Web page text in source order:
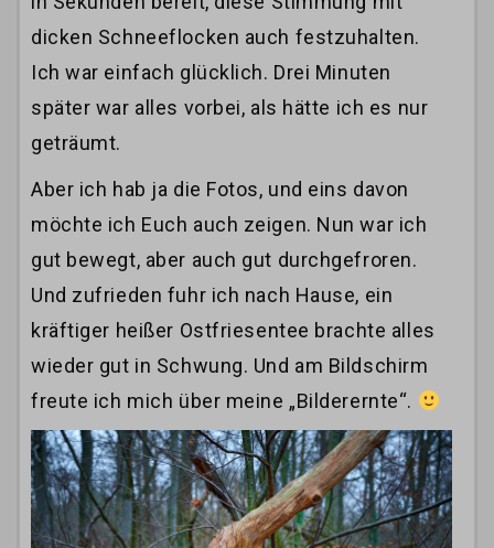
dicken Schneeflocken auch festzuhalten.
Ich war einfach glücklich. Drei Minuten
später war alles vorbei, als hätte ich es nur
geträumt.
Aber ich hab ja die Fotos, und eins davon
möchte ich Euch auch zeigen. Nun war ich
gut bewegt, aber auch gut durchgefroren.
Und zufrieden fuhr ich nach Hause, ein
kräftiger heißer Ostfriesentee brachte alles
wieder gut in Schwung. Und am Bildschirm
freute ich mich über meine „Bilderernte“.